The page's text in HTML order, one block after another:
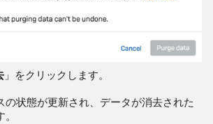
」をクリックします。
の状態が更新され、データが消去された